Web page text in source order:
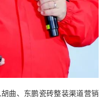
曲、东鹏瓷砖整装渠道营销